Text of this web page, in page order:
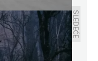
SLEDEĆE